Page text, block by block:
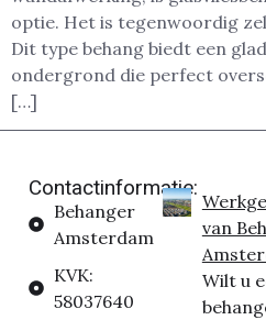
optie. Het is tegenwoordig
Dit type behang biedt een
ondergrond die perfect
[…]
Contactinformatie:
Behanger
Amsterdam
KVK:
58037640
van
Wilt u